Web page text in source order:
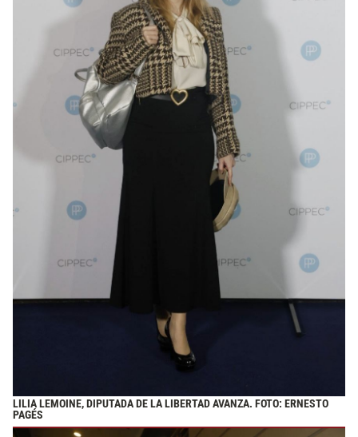
LILIA LEMOINE, DIPUTADA DE LA LIBERTAD AVANZA. FOTO: ERNESTO
PAGÉS